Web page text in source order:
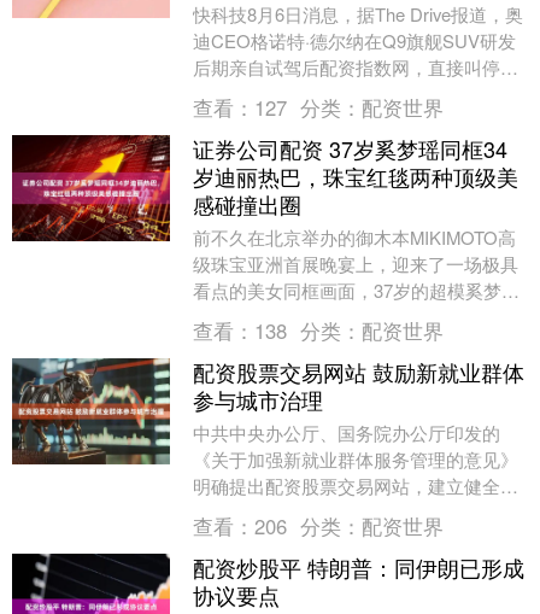
快科技8月6日消息，据The Drive报道，奥
迪CEO格诺特·德尔纳在Q9旗舰SUV研发
后期亲自试驾后配资指数网，直接叫停了
已投入工装准备的电子门把手方案，临....
查看： 127 分类： 配资世界
证券公司配资 37岁奚梦瑶同框34
岁迪丽热巴，珠宝红毯两种顶级美
感碰撞出圈
前不久在北京举办的御木本MIKIMOTO高
级珠宝亚洲首展晚宴上，迎来了一场极具
看点的美女同框画面，37岁的超模奚梦瑶
与34岁的女演员迪丽热巴受邀共同出席这
场顶奢....
查看： 138 分类： 配资世界
配资股票交易网站 鼓励新就业群体
参与城市治理
中共中央办公厅、国务院办公厅印发的
《关于加强新就业群体服务管理的意见》
明确提出配资股票交易网站，建立健全工
作机制和激励机制，发挥新就业群体特点
优势，调动新就业群....
查看： 206 分类： 配资世界
配资炒股平 特朗普：同伊朗已形成
协议要点